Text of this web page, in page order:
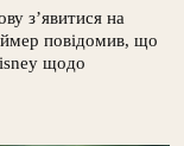
з’явитися на
повідомив, що
щодо